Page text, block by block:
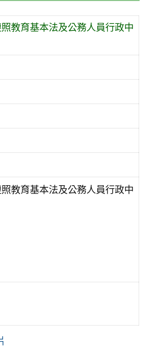
教育基本法及公務人員行政中
教育基本法及公務人員行政中